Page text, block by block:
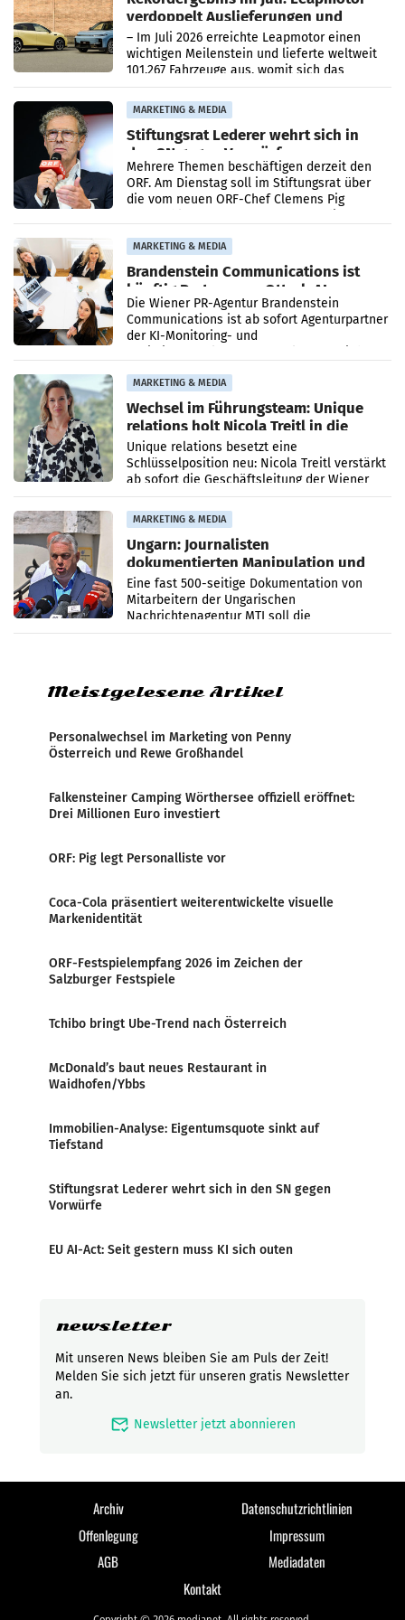
verdoppelt Auslieferungen und
überschreitet die 100.000er-Marke
– Im Juli 2026 erreichte Leapmotor einen
wichtigen Meilenstein und lieferte weltweit
101.267 Fahrzeuge aus, womit sich das
Ergebnis gegenüber Juli 2025 mehr als
verdoppelte (+102
MARKETING & MEDIA
Stiftungsrat Lederer wehrt sich in
den SN gegen Vorwürfe
Mehrere Themen beschäftigen derzeit den
ORF. Am Dienstag soll im Stiftungsrat über
die vom neuen ORF-Chef Clemens Pig
MARKETING & MEDIA
Brandenstein Communications ist
künftig Partner von OtterlyAI
Die Wiener PR-Agentur Brandenstein
Communications ist ab sofort Agenturpartner
der KI-Monitoring- und
MARKETING & MEDIA
Wechsel im Führungsteam: Unique
relations holt Nicola Treitl in die
Geschäftsleitung
Unique relations besetzt eine
Schlüsselposition neu: Nicola Treitl verstärkt
ab sofort die Geschäftsleitung der Wiener
PR-Agentur an der Seite von Josef Kalina und
Anna Kalina-Mahr.
MARKETING & MEDIA
Ungarn: Journalisten
dokumentierten Manipulation und
Zensur
Eine fast 500-seitige Dokumentation von
Mitarbeitern der Ungarischen
Nachrichtenagentur MTI soll die
systematische Nachrichten-Manipulation und
Meistgelesene Artikel
Personalwechsel im Marketing von Penny
Österreich und Rewe Großhandel
Falkensteiner Camping Wörthersee offiziell eröffnet:
Drei Millionen Euro investiert
ORF: Pig legt Personalliste vor
Coca-Cola präsentiert weiterentwickelte visuelle
Markenidentität
ORF-Festspielempfang 2026 im Zeichen der
Salzburger Festspiele
Tchibo bringt Ube-Trend nach Österreich
McDonald’s baut neues Restaurant in
Waidhofen/Ybbs
Immobilien-Analyse: Eigentumsquote sinkt auf
Tiefstand
Stiftungsrat Lederer wehrt sich in den SN gegen
Vorwürfe
EU AI-Act: Seit gestern muss KI sich outen
newsletter
Mit unseren News bleiben Sie am Puls der Zeit!
Melden Sie sich jetzt für unseren gratis Newsletter
an.
mark_email_read Newsletter jetzt abonnieren
Archiv
Datenschutzrichtlinien
Offenlegung
Impressum
AGB
Mediadaten
Kontakt